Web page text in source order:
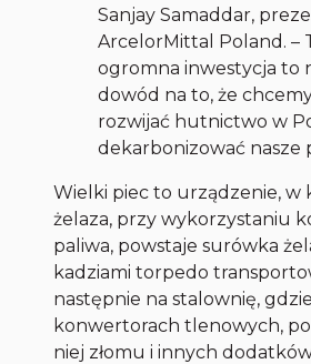
Sanjay Samaddar,
ArcelorMittal Poland. –
ogromna inwestycja to
dowód na to, że
rozwijać hutnictwo w
dekarbonizować nasze
Wielki piec to urządzenie,
żelaza, przy wykorzystaniu
paliwa, powstaje surówka
kadziami torpedo
następnie na stalownię,
konwertorach tlenowych,
niej złomu i innych